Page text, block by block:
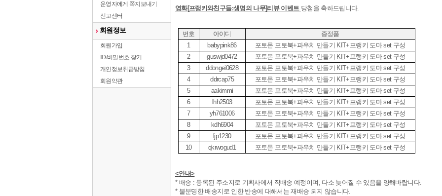
운영자에게 쪽지보내기
신고센터
회원정보
회원가입
ID/비밀번호 찾기
개인정보취급방침
회원약관
영화[프랭키와친구들:생명의 나무]리뷰 이벤트 당첨을 축하드립니다.
번호 아이디
증정품
1
babypink86 포토몬 포토북+파우치 만들기 KIT+프랭키 도마set 구성
2
guswjd0472 포토몬 포토북+파우치 만들기 KIT+프랭키 도마set 구성
3
ddongei0628 포토몬 포토북+파우치 만들기 KIT+프랭키 도마set 구성
4
ddrcap75 포토몬 포토북+파우치 만들기 KIT+프랭키 도마set 구성
5
aakimmi 포토몬 포토북+파우치 만들기 KIT+프랭키 도마set 구성
6
lhh2503 포토몬 포토북+파우치 만들기 KIT+프랭키 도마set 구성
7
yh761006 포토몬 포토북+파우치 만들기 KIT+프랭키 도마set 구성
8
kdh6904 포토몬 포토북+파우치 만들기 KIT+프랭키 도마set 구성
9
ljp1230 포토몬 포토북+파우치 만들기 KIT+프랭키 도마set 구성
10
qkrwogud1 포토몬 포토북+파우치 만들기 KIT+프랭키 도마set 구성
<안내>
* 배송 : 등록된 주소지로 기획사에서 직배송 예정이며 , 다소 늦어질 수 있음을 양해바랍니다.
* 불분명한 배송지로 인한 반송에 대해서는 재배송 되지 않습니다.